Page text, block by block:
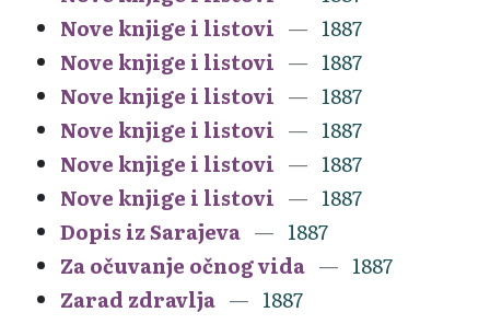
Nove knjige i listovi
1887
Nove knjige i listovi
1887
Nove knjige i listovi
1887
Nove knjige i listovi
1887
Nove knjige i listovi
1887
Nove knjige i listovi
1887
Dopis iz Sarajeva
1887
Za očuvanje očnog vida
1887
Zarad zdravlja
1887